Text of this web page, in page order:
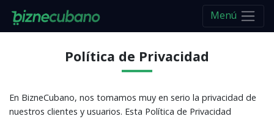
Menú
Política de Privacidad
En BizneCubano, nos tomamos muy en serio la privacidad de
nuestros clientes y usuarios. Esta Política de Privacidad